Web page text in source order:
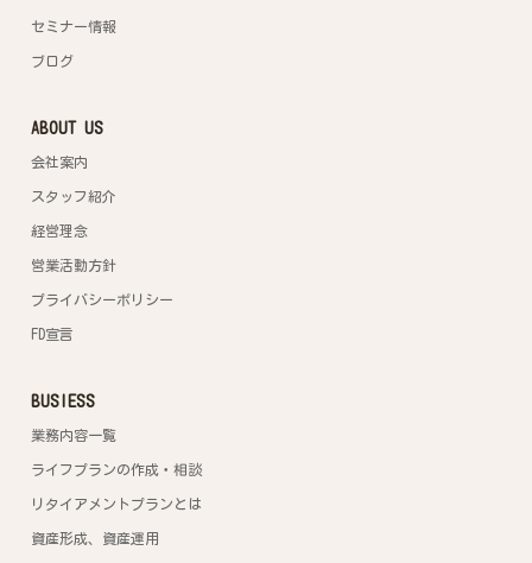
セミナー情報
ブログ
ABOUT US
会社案内
スタッフ紹介
経営理念
営業活動方針
プライバシーポリシー
FD宣言
BUSIESS
業務内容一覧
ライフプランの作成・相談
リタイアメントプランとは
資産形成、資産運用